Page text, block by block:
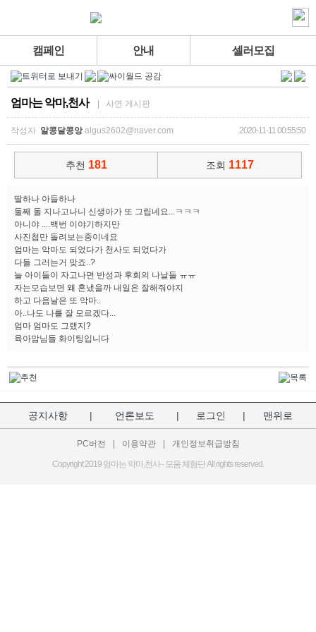
캠페인 안내 셀러모집
엄마는 악마,천사 | 사연 게시판
작성자 알콩달콩앙algus2602@naver.com 2020-11-11 00:55:50
추천 181 조회 1117
딸하나 아들하나
둘째 돌 지나고나니 신생아가 또 그립네요...ㅋㅋㅋ
아니야 ....백번 이야기하지만
사진첩만 돌려보는중이네요
엄마는 악마도 되었다가 천사도 되었다가
다들 그러는거 맞죠..?
늘 아이들이 자고나면 반성과 후회의 나날들 ㅠㅠ
자는모습보면 왜 혼냈을까 내일은 잘해줘야지
하고 다음날은 또 악마..
아..나도 나를 잘 모르겠다...
엄마 엄마도 그랬지?
육아맘님들 화이팅입니다
공지사항 | 언론보도 | 로그인 | 맨위로
PC버전 이용약관 개인정보취급방침
Copyright 2019 엄마는 악마,천사 - 모움 체험단 All rights reserved.